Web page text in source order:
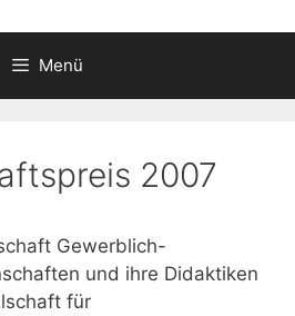
Menü
2007
Gewerblich-
und ihre Didaktiken
für